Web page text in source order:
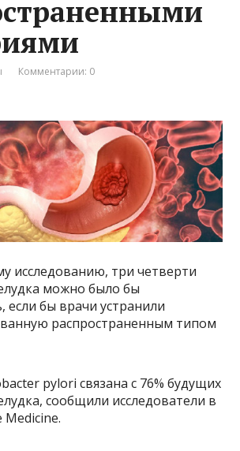
Комментарии: 0
исследованию, три четверти
можно было бы
если бы врачи устранили
распространенным типом
pylori связана с 76% будущих
сообщили исследователи в